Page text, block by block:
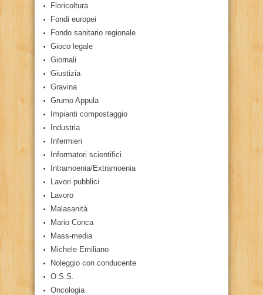
Floricoltura
Fondi europei
Fondo sanitario regionale
Gioco legale
Giornali
Giustizia
Gravina
Grumo Appula
Impianti compostaggio
Industria
Infermieri
Informatori scientifici
Intramoenia/Extramoenia
Lavori pubblici
Lavoro
Malasanità
Mario Conca
Mass-media
Michele Emiliano
Noleggio con conducente
O.S.S.
Oncologia